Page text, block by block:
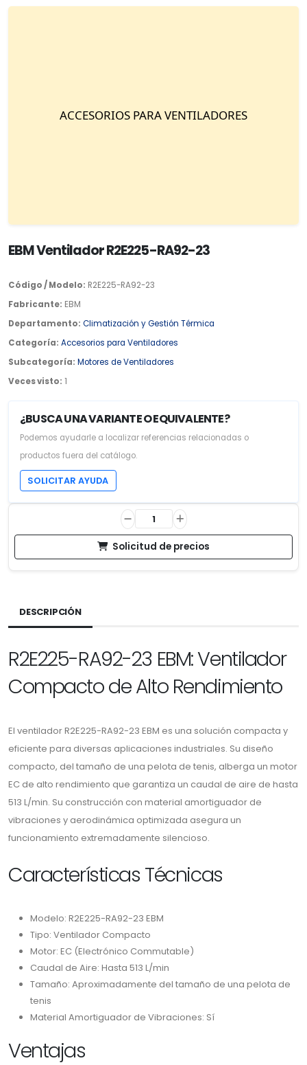
EBM Ventilador R2E225-RA92-23
Código / Modelo: R2E225-RA92-23
Fabricante: EBM
Departamento: Climatización y Gestión Térmica
Categoría: Accesorios para Ventiladores
Subcategoría: Motores de Ventiladores
Veces visto: 1
¿BUSCA UNA VARIANTE O EQUIVALENTE?
Podemos ayudarle a localizar referencias relacionadas o
productos fuera del catálogo.
SOLICITAR AYUDA
Solicitud de precios
DESCRIPCIÓN
R2E225-RA92-23 EBM: Ventilador
Compacto de Alto Rendimiento
El ventilador R2E225-RA92-23 EBM es una solución compacta y
eficiente para diversas aplicaciones industriales. Su diseño
compacto, del tamaño de una pelota de tenis, alberga un motor
EC de alto rendimiento que garantiza un caudal de aire de hasta
513 L/min. Su construcción con material amortiguador de
vibraciones y aerodinámica optimizada asegura un
funcionamiento extremadamente silencioso.
Características Técnicas
Modelo: R2E225-RA92-23 EBM
Tipo: Ventilador Compacto
Motor: EC (Electrónico Commutable)
Caudal de Aire: Hasta 513 L/min
Tamaño: Aproximadamente del tamaño de una pelota de
tenis
Material Amortiguador de Vibraciones: Sí
Ventajas